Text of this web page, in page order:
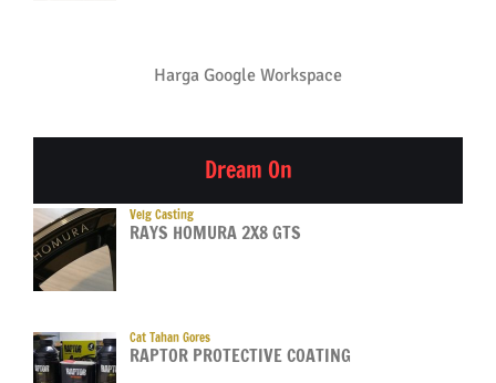
Harga Google Workspace
Dream On
Velg Casting
RAYS HOMURA 2X8 GTS
Cat Tahan Gores
RAPTOR PROTECTIVE COATING